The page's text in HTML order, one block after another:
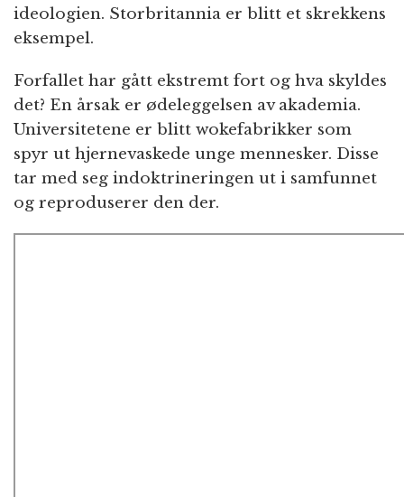
ideologien. Storbritannia er blitt et skrekkens
eksempel.
Forfallet har gått ekstremt fort og hva skyldes
det? En årsak er ødeleggelsen av akademia.
Universitetene er blitt wokefabrikker som
spyr ut hjernevaskede unge mennesker. Disse
tar med seg indoktrineringen ut i samfunnet
og reproduserer den der.